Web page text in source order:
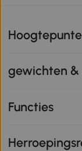
gewichten
Functies